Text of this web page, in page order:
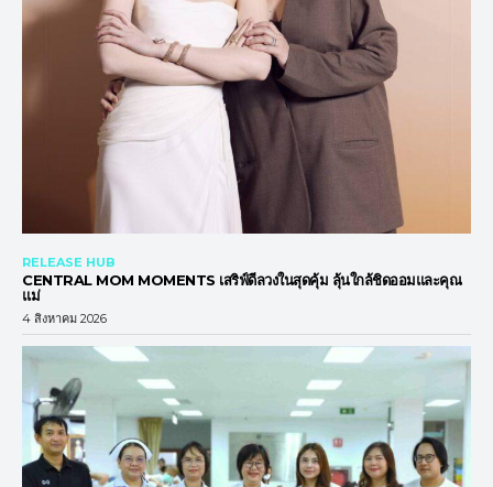
RELEASE HUB
CENTRAL MOM MOMENTS เสริฟ์ดีลวงในสุดคุ้ม ลุ้นใกล้ชิดออมและคุณ
แม่
4 สิงหาคม 2026